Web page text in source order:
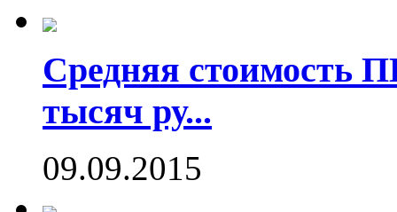
Средняя стоимость
тысяч ру...
09.09.2015